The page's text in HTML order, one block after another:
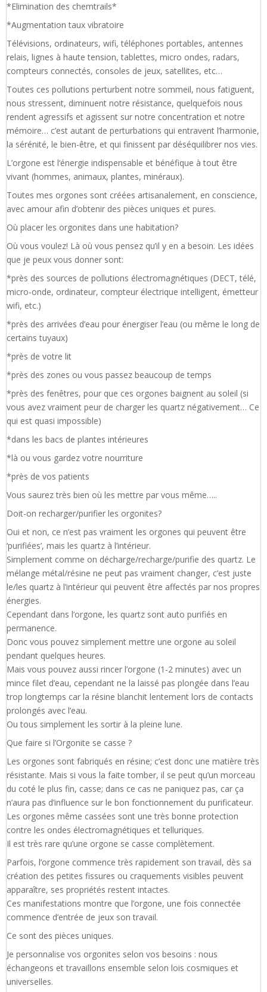
*Elimination des chemtrails*
*Augmentation taux vibratoire
Télévisions, ordinateurs, wifi, téléphones portables, antennes
relais, lignes à haute tension, tablettes, micro ondes, radars,
compteurs connectés, consoles de jeux, satellites, etc…
Toutes ces pollutions perturbent notre sommeil, nous fatiguent,
nous stressent, diminuent notre résistance, quelquefois nous
rendent agressifs et agissent sur notre concentration et notre
mémoire… c’est autant de perturbations qui entravent l’harmonie,
la sérénité, le bien-être, et qui finissent par déséquilibrer nos vies.
L’orgone est l‘énergie indispensable et bénéfique à tout être
vivant (hommes, animaux, plantes, minéraux).
Toutes mes orgones sont créées artisanalement, en conscience,
avec amour afin d’obtenir des pièces uniques et pures.
Où placer les orgonites dans une habitation?
Où vous voulez! Là où vous pensez qu’il y en a besoin. Les idées
que je peux vous donner sont:
*près des sources de pollutions électromagnétiques (DECT, télé,
micro-onde, ordinateur, compteur électrique intelligent, émetteur
wifi, etc.)
*près des arrivées d’eau pour énergiser l’eau (ou même le long de
certains tuyaux)
*près de votre lit
*près des zones ou vous passez beaucoup de temps
*près des fenêtres, pour que ces orgones baignent au soleil (si
vous avez vraiment peur de charger les quartz négativement… Ce
qui est quasi impossible)
*dans les bacs de plantes intérieures
*là ou vous gardez votre nourriture
*près de vos patients
Vous saurez très bien où les mettre par vous même…..
Doit-on recharger/purifier les orgonites?
Oui et non, ce n’est pas vraiment les orgones qui peuvent être
‘purifiées’, mais les quartz à l’intérieur.
Simplement comme on décharge/recharge/purifie des quartz. Le
mélange métal/résine ne peut pas vraiment changer, c’est juste
le/les quartz à l’intérieur qui peuvent être affectés par nos propres
énergies.
Cependant dans l’orgone, les quartz sont auto purifiés en
permanence.
Donc vous pouvez simplement mettre une orgone au soleil
pendant quelques heures.
Mais vous pouvez aussi rincer l’orgone (1-2 minutes) avec un
mince filet d’eau, cependant ne la laissé pas plongée dans l’eau
trop longtemps car la résine blanchit lentement lors de contacts
prolongés avec l’eau.
Ou tous simplement les sortir à la pleine lune.
Que faire si l’Orgonite se casse ?
Les orgones sont fabriqués en résine; c’est donc une matière très
résistante. Mais si vous la faite tomber, il se peut qu’un morceau
du coté le plus fin, casse; dans ce cas ne paniquez pas, car ça
n’aura pas d’influence sur le bon fonctionnement du purificateur.
Les orgones même cassées sont une très bonne protection
contre les ondes électromagnétiques et telluriques.
Il est très rare qu’une orgone se casse complètement.
Parfois, l’orgone commence très rapidement son travail, dès sa
création des petites fissures ou craquements visibles peuvent
apparaître, ses propriétés restent intactes.
Ces manifestations montre que l’orgone, une fois connectée
commence d’entrée de jeux son travail.
Ce sont des pièces uniques.
Je personnalise vos orgonites selon vos besoins : nous
échangeons et travaillons ensemble selon lois cosmiques et
universelles.